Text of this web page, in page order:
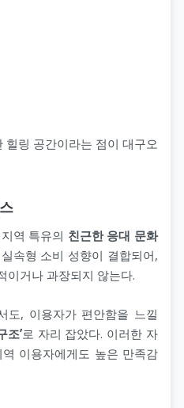
힐링 공간이라는 점이 대구오
역 특유의 친근한 응대 문화
속형 소비 성향이 결합되어,
이거나 과장되지 않는다.
도, 이용자가 편안함을 느낄
조’로 자리 잡았다. 이러한 자
이용자에게도 높은 만족감